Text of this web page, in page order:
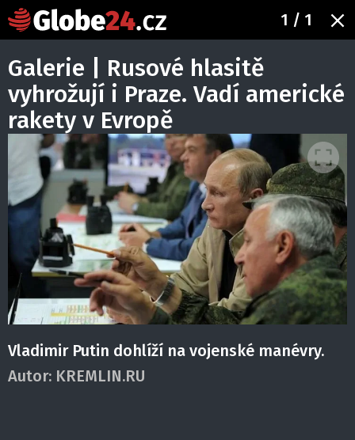
1 / 1
Galerie | Rusové hlasitě
vyhrožují i Praze. Vadí americké
rakety v Evropě
Vladimir Putin dohlíží na vojenské manévry.
Autor: KREMLIN.RU